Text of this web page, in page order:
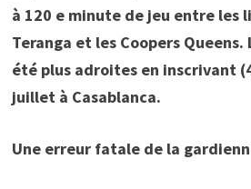
à 120 e minute de jeu entre les
Teranga et les Coopers
été plus adroites en inscrivant
juillet à Casablanca.
Une erreur fatale de la